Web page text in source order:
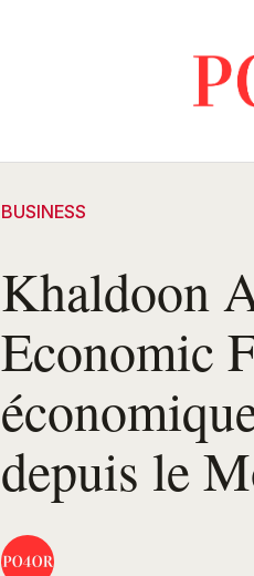
BUSINESS
Khaldoon
Economic
depuis le